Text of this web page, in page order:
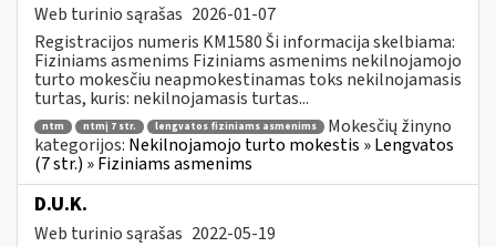
Web turinio sąrašas 2026-01-07
Registracijos numeris KM1580 Ši informacija skelbiama:
Fiziniams asmenims Fiziniams asmenims nekilnojamojo
turto mokesčiu neapmokestinamas toks nekilnojamasis
turtas, kuris: nekilnojamasis turtas...
ntm ntmį 7 str. lengvatos fiziniams asmenims
Mokesčių žinyno
kategorijos: Nekilnojamojo turto mokestis » Lengvatos
(7 str.) » Fiziniams asmenims
D.U.K.
Web turinio sąrašas 2022-05-19